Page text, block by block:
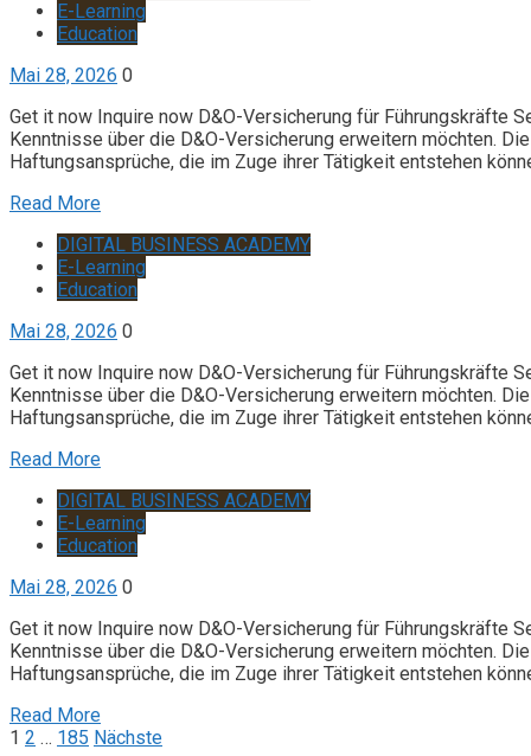
E-Learning
Education
Mai 28, 2026 0
Get it now Inquire now D&O-Versicherung für Führungskräfte
Kenntnisse über die D&O-Versicherung erweitern möchten.
Haftungsansprüche, die im Zuge ihrer Tätigkeit entstehen
Read More
DIGITAL BUSINESS ACADEMY
E-Learning
Education
Mai 28, 2026 0
Get it now Inquire now D&O-Versicherung für Führungskräfte
Kenntnisse über die D&O-Versicherung erweitern möchten.
Haftungsansprüche, die im Zuge ihrer Tätigkeit entstehen
Read More
DIGITAL BUSINESS ACADEMY
E-Learning
Education
Mai 28, 2026 0
Get it now Inquire now D&O-Versicherung für Führungskräfte
Kenntnisse über die D&O-Versicherung erweitern möchten.
Haftungsansprüche, die im Zuge ihrer Tätigkeit entstehen
Read More
Seitennummerierung
1 2 … 185 Nächste